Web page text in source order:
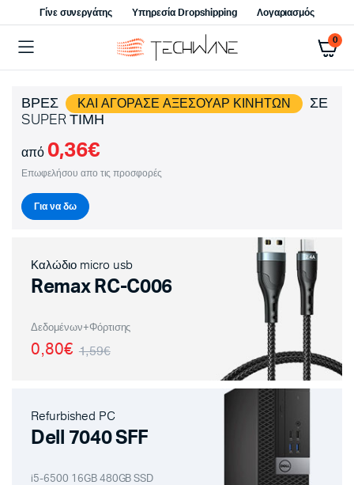
Γίνε συνεργάτης Υπηρεσία Dropshipping Λογαριασμός
0
ΒΡΕΣ ΚΑΙ ΑΓΟΡΑΣΕ ΑΞΕΣΟΥΑΡ ΚΙΝΗΤΩΝ
ΣΕ
SUPER ΤΙΜΗ
από 0,36€
Επωφελήσου απο τις προσφορές
Για να δω
Καλώδιο micro usb
Remax RC-C006
Δεδομένων+Φόρτισης
1,59€
0,80€
Refurbished PC
Dell 7040 SFF
i5-6500 16GB 480GB SSD